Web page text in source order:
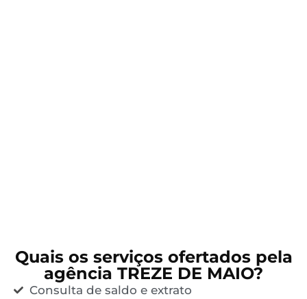
Quais os serviços ofertados pela
agência TREZE DE MAIO?
Consulta de saldo e extrato